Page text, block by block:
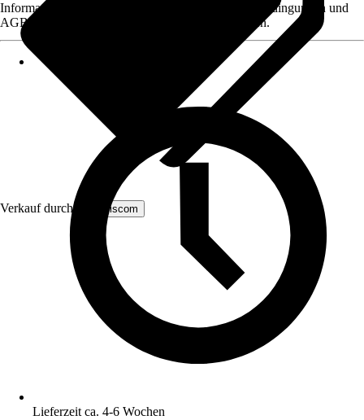
Verkauf durch: MS Viscom
Informationen des Verkäufers, wie z. B. Rückgabebedingungen und
AGB, finden Sie bei Klick auf den Verkäufernamen.
Lieferzeit ca. 4-6 Wochen